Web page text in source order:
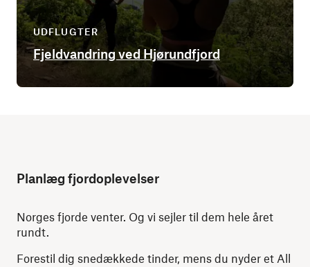
UDFLUGTER
Fjeldvandring ved Hjørundfjord
Planlæg fjordoplevelser
Norges fjorde venter. Og vi sejler til dem hele året
rundt.
Forestil dig snedækkede tinder, mens du nyder et All